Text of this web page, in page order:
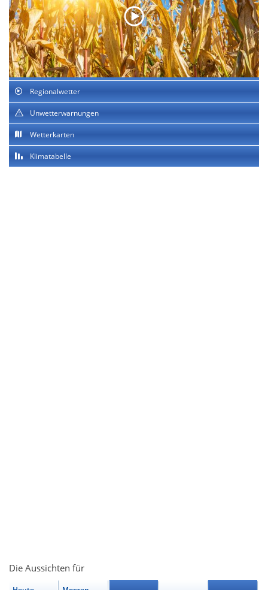
Regionalwetter
Unwetterwarnungen
Wetterkarten
Klimatabelle
Die Aussichten für